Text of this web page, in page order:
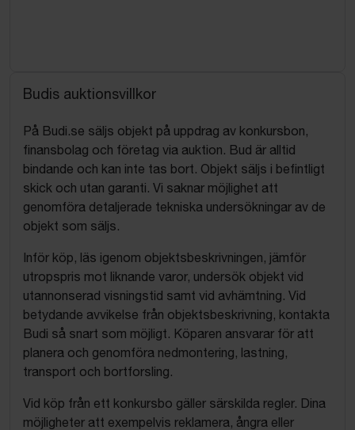
Budis auktionsvillkor
På Budi.se säljs objekt på uppdrag av konkursbon,
finansbolag och företag via auktion. Bud är alltid
bindande och kan inte tas bort. Objekt säljs i befintligt
skick och utan garanti. Vi saknar möjlighet att
genomföra detaljerade tekniska undersökningar av de
objekt som säljs.
Inför köp, läs igenom objektsbeskrivningen, jämför
utropspris mot liknande varor, undersök objekt vid
utannonserad visningstid samt vid avhämtning. Vid
betydande avvikelse från objektsbeskrivning, kontakta
Budi så snart som möjligt. Köparen ansvarar för att
planera och genomföra nedmontering, lastning,
transport och bortforsling.
Vid köp från ett konkursbo gäller särskilda regler. Dina
möjligheter att exempelvis reklamera, ångra eller